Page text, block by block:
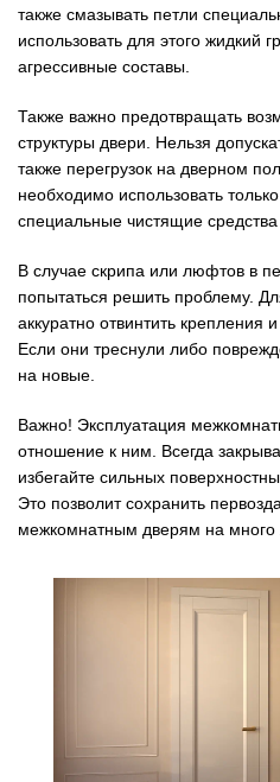
также смазывать петли
использовать для этого жидкий
агрессивные составы.
Также важно предотвращать
структуры двери. Нельзя
также перегрузок на дверном
необходимо использовать
специальные чистящие
В случае скрипа или люфтов в
попытаться решить проблему.
аккуратно отвинтить крепления
Если они треснули либо
на новые.
Важно! Эксплуатация
отношение к ним. Всегда
избегайте сильных
Это позволит сохранить
межкомнатным дверям на много